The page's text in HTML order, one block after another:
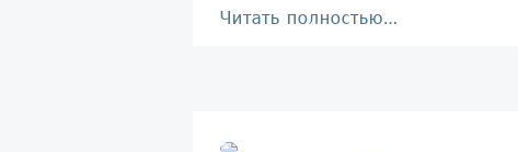
Читать полностью…